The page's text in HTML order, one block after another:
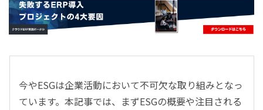
ERP
会計
CRM／営業支援／Eコマース
DX（2025年の崖）／クラウドコンピューティング
今やESGは企業活動において不可欠な取り組みとなっ
ています。本記事では、まずESGの概要や注目される